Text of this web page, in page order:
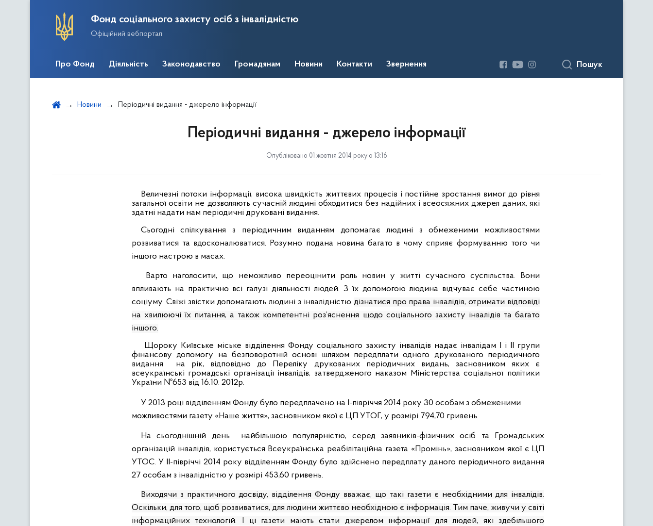
Фонд соціального захисту осіб з інвалідністю
Офіційний вебпортал
Про Фонд Діяльність Законодавство Громадянам Новини Контакти Звернення Пошук
Новини Періодичні видання - джерело інформації
Періодичні видання - джерело інформації
Опубліковано 01 жовтня 2014 року о 13:16
Величезні потоки інформації, висока швидкість життєвих процесів і постійне зростання вимог до рівня
загальної освіти не дозволяють сучасній людині обходитися без надійних і всеосяжних джерел даних, які
здатні надати нам періодичні друковані видання.
Сьогодні спілкування з періодичним виданням допомагає людині з обмеженими можливостями
розвиватися та вдосконалюватися. Розумно подана новина багато в чому сприяє формуванню того чи
іншого настрою в масах.
Варто наголосити, що неможливо переоцінити роль новин у житті сучасного суспільства. Вони
впливають на практично всі галузі діяльності людей. З їх допомогою людина відчуває себе частиною
соціуму. Свіжі звістки допомагають людині з інвалідністю дізнатися про права інвалідів, отримати відповіді
на хвилюючі їх питання, а також компетентні роз’яснення щодо соціального захисту інвалідів та багато
іншого.
Щороку Київське міське відділення Фонду соціального захисту інвалідів надає інвалідам I і II групи
фінансову допомогу на безповоротній основі шляхом передплати одного друкованого періодичного
видання на рік, відповідно до Переліку друкованих періодичних видань, засновником яких є
всеукраїнські громадські організації інвалідів, затвердженого наказом Міністерства соціальної політики
України №653 від 16.10. 2012р.
У 2013 році відділенням Фонду було передплачено на І-півріччя 2014 року 30 особам з обмеженими
можливостями газету «Наше життя», засновником якої є ЦП УТОГ, у розмірі 794,70 гривень.
На сьогоднішній день
найбільшою популярністю, серед заявників-фізичних осіб та Громадських
організацій інвалідів, користується Всеукраїнська реабілітаційна газета «Промінь», засновником якої є ЦП
УТОС. У ІІ-півріччі 2014 року відділенням Фонду було здійснено передплату даного періодичного видання
27 особам з інвалідністю у розмірі 453,60 гривень.
Виходячи з практичного досвіду, відділення Фонду вважає, що такі газети є необхідними для інвалідів.
Оскільки, для того, щоб розвиватися, для людини життєво необхідною є інформація. Тим паче, живучи у світі
інформаційних технологій. І ці газети мають стати джерелом інформації для людей, які здебільшого